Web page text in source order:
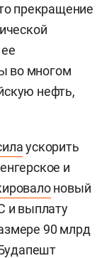
прекращение
во многом
нефть,
ускорить
и
новый
и выплату
90 млрд